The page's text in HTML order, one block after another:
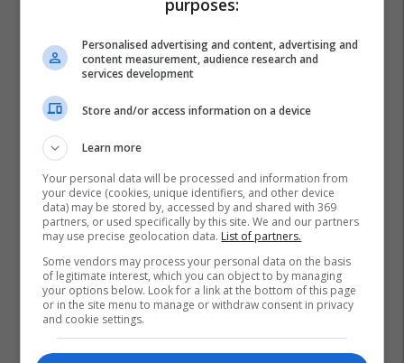
Zoran Lutkov
purposes:
Personalised advertising and content, advertising and
content measurement, audience research and
services development
Store and/or access information on a device
Learn more
Your personal data will be processed and information from
your device (cookies, unique identifiers, and other device
data) may be stored by, accessed by and shared with 369
partners, or used specifically by this site. We and our partners
may use precise geolocation data. List of partners.
Some vendors may process your personal data on the basis
of legitimate interest, which you can object to by managing
your options below. Look for a link at the bottom of this page
or in the site menu to manage or withdraw consent in privacy
and cookie settings.